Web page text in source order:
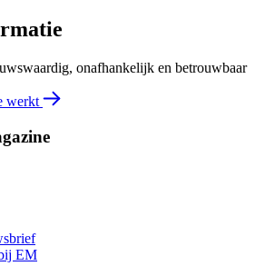
onafhankelijk en betrouwbaar
werkt
EM